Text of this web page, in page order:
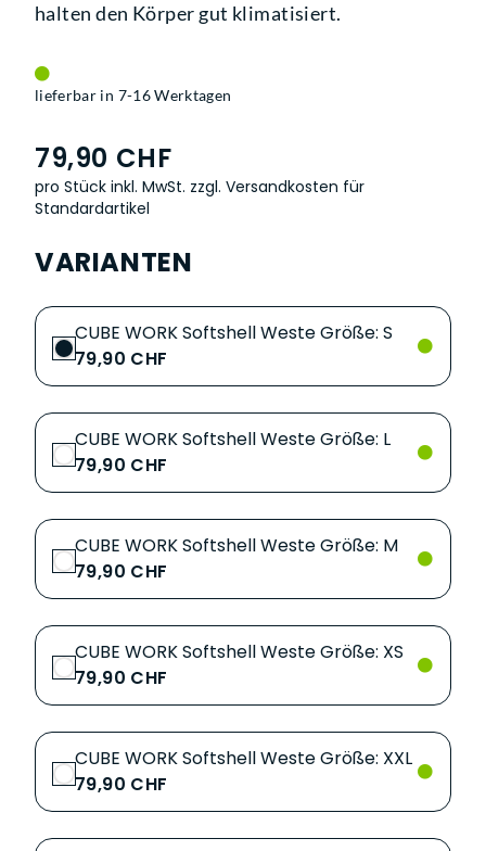
halten den Körper gut klimatisiert.
lieferbar in 7-16 Werktagen
79,90 CHF
pro Stück inkl. MwSt. zzgl. Versandkosten für
Standardartikel
VARIANTEN
CUBE WORK Softshell Weste Größe: S
79,90 CHF
CUBE WORK Softshell Weste Größe: L
79,90 CHF
CUBE WORK Softshell Weste Größe: M
79,90 CHF
CUBE WORK Softshell Weste Größe: XS
79,90 CHF
CUBE WORK Softshell Weste Größe: XXL
79,90 CHF